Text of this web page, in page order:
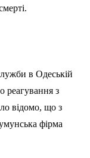
в Одеській
реагування з
відомо, що з
фірма